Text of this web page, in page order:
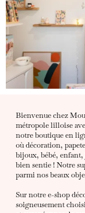
Bienvenue chez
métropole lilloise
notre boutique en
où décoration,
bijoux, bébé,
bien sentie ! Notre
parmi nos beaux
Sur notre e-shop
soigneusement